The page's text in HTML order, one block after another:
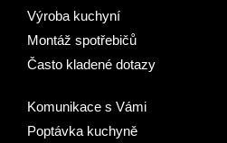
Výroba kuchyní
Montáž spotřebičů
Často kladené dotazy
Komunikace s Vámi
Poptávka kuchyně